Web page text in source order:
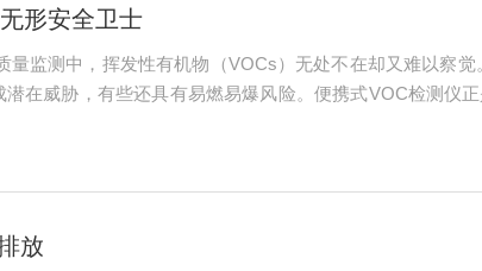
形安全卫士​​
量监测中，挥发性有机物（VOCs）无处不在却又难以察
在威胁，有些还具有易燃易爆风险。便携式VOC检测仪
...
放